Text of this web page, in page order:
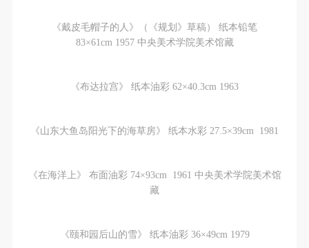
《戴皮毛帽子的人》（《规划》草稿） 纸本铅笔
83×61cm 1957 中央美术学院美术馆藏
《布达拉宫》 纸本油彩 62×40.3cm 1963
《山东大鱼岛阳光下的海草房》 纸本水彩 27.5×39cm 1981
《在海洋上》 布面油彩 74×93cm 1961 中央美术学院美术馆
藏
《颐和园后山的雪》 纸本油彩 36×49cm 1979